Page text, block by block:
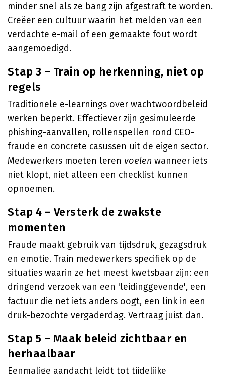
minder snel als ze bang zijn afgestraft te worden.
Creëer een cultuur waarin het melden van een
verdachte e-mail of een gemaakte fout wordt
aangemoedigd.
Stap 3 – Train op herkenning, niet op
regels
Traditionele e-learnings over wachtwoordbeleid
werken beperkt. Effectiever zijn gesimuleerde
phishing-aanvallen, rollenspellen rond CEO-
fraude en concrete casussen uit de eigen sector.
Medewerkers moeten leren voelen wanneer iets
niet klopt, niet alleen een checklist kunnen
opnoemen.
Stap 4 – Versterk de zwakste
momenten
Fraude maakt gebruik van tijdsdruk, gezagsdruk
en emotie. Train medewerkers specifiek op de
situaties waarin ze het meest kwetsbaar zijn: een
dringend verzoek van een 'leidinggevende', een
factuur die net iets anders oogt, een link in een
druk-bezochte vergaderdag. Vertraag juist dan.
Stap 5 – Maak beleid zichtbaar en
herhaalbaar
Eenmalige aandacht leidt tot tijdelijke